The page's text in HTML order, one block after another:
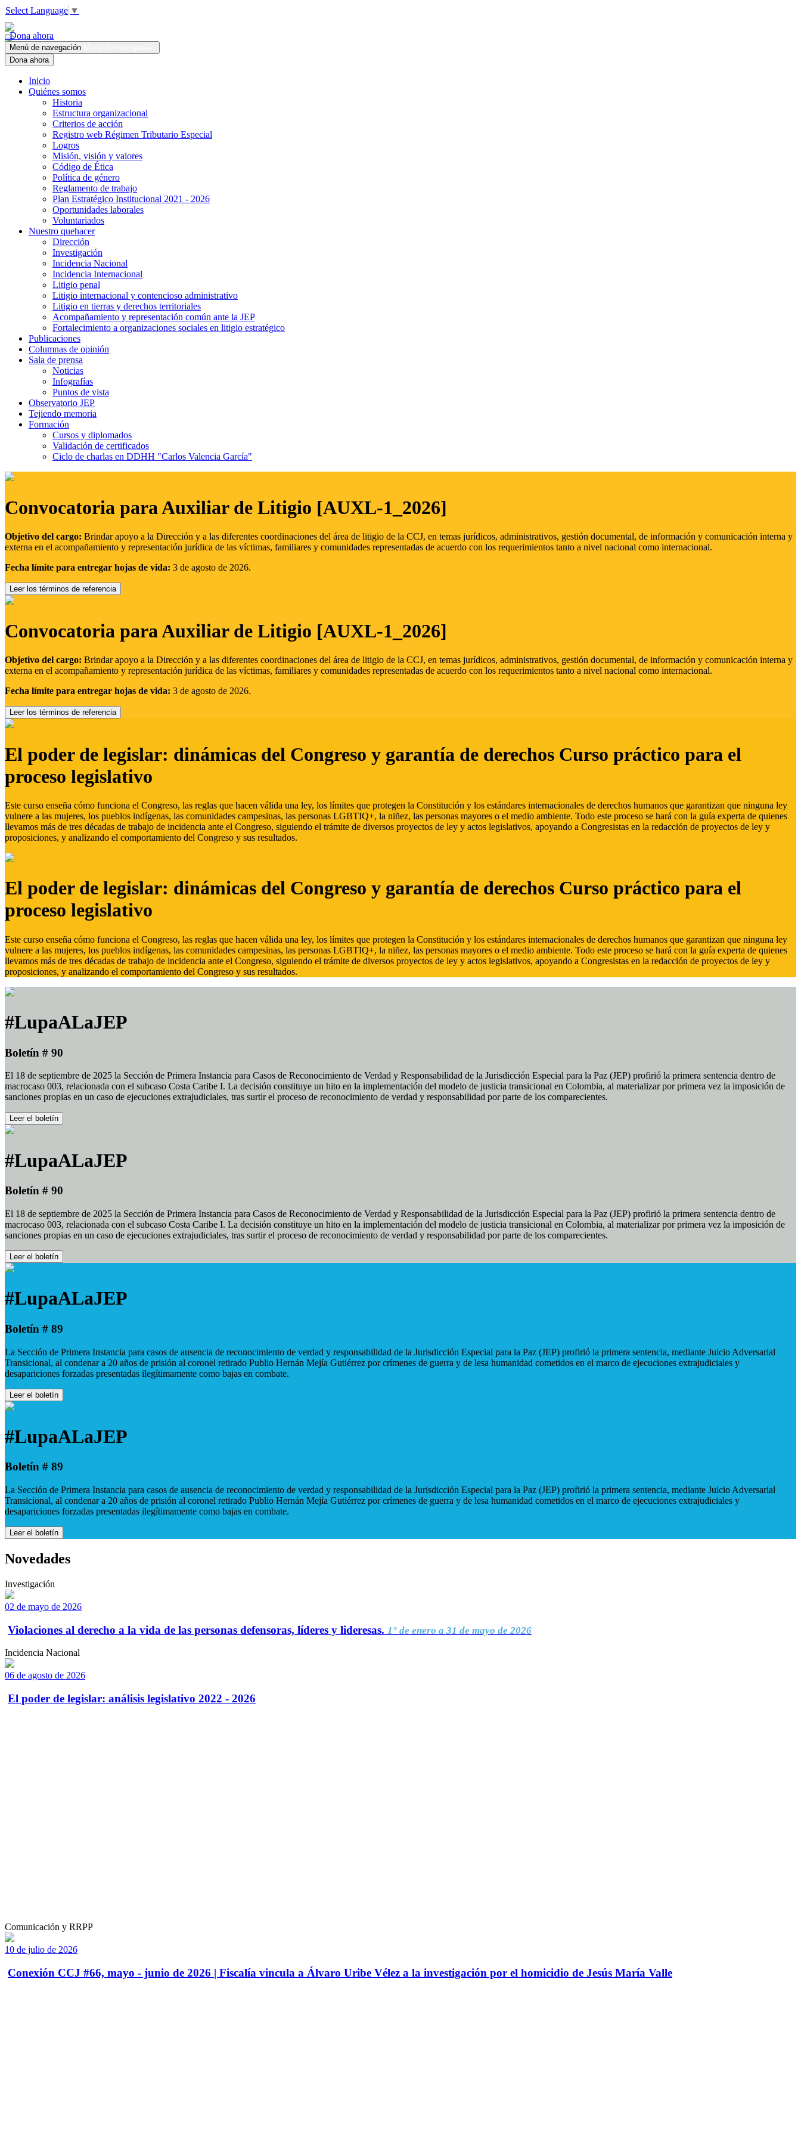
Select Language ▼
Dona ahora
Menú de navegación
Dona ahora
Inicio
Quiénes somos
Historia
Estructura organizacional
Criterios de acción
Registro web Régimen Tributario Especial
Logros
Misión, visión y valores
Código de Ética
Política de género
Reglamento de trabajo
Plan Estratégico Institucional 2021 - 2026
Oportunidades laborales
Voluntariados
Nuestro quehacer
Dirección
Investigación
Incidencia Nacional
Incidencia Internacional
Litigio penal
Litigio internacional y contencioso administrativo
Litigio en tierras y derechos territoriales
Acompañamiento y representación común ante la JEP
Fortalecimiento a organizaciones sociales en litigio estratégico
Publicaciones
Columnas de opinión
Sala de prensa
Noticias
Infografías
Puntos de vista
Observatorio JEP
Tejiendo memoria
Formación
Cursos y diplomados
Validación de certificados
Ciclo de charlas en DDHH "Carlos Valencia García"
Convocatoria para Auxiliar de Litigio [AUXL-1_2026]
Objetivo del cargo: Brindar apoyo a la Dirección y a las diferentes coordinaciones del área de litigio de la CCJ, en temas jurídicos, administrativos, gestión documental, de información y comunicación interna y
externa en el acompañamiento y representación jurídica de las víctimas, familiares y comunidades representadas de acuerdo con los requerimientos tanto a nivel nacional como internacional.
Fecha límite para entregar hojas de vida: 3 de agosto de 2026.
Leer los términos de referencia
Convocatoria para Auxiliar de Litigio [AUXL-1_2026]
Objetivo del cargo: Brindar apoyo a la Dirección y a las diferentes coordinaciones del área de litigio de la CCJ, en temas jurídicos, administrativos, gestión documental, de información y comunicación interna y
externa en el acompañamiento y representación jurídica de las víctimas, familiares y comunidades representadas de acuerdo con los requerimientos tanto a nivel nacional como internacional.
Fecha límite para entregar hojas de vida: 3 de agosto de 2026.
Leer los términos de referencia
El poder de legislar: dinámicas del Congreso y garantía de derechos Curso práctico para el
proceso legislativo
Este curso enseña cómo funciona el Congreso, las reglas que hacen válida una ley, los límites que protegen la Constitución y los estándares internacionales de derechos humanos que garantizan que ninguna ley
vulnere a las mujeres, los pueblos indígenas, las comunidades campesinas, las personas LGBTIQ+, la niñez, las personas mayores o el medio ambiente. Todo este proceso se hará con la guía experta de quienes
llevamos más de tres décadas de trabajo de incidencia ante el Congreso, siguiendo el trámite de diversos proyectos de ley y actos legislativos, apoyando a Congresistas en la redacción de proyectos de ley y
proposiciones, y analizando el comportamiento del Congreso y sus resultados.
El poder de legislar: dinámicas del Congreso y garantía de derechos Curso práctico para el
proceso legislativo
Este curso enseña cómo funciona el Congreso, las reglas que hacen válida una ley, los límites que protegen la Constitución y los estándares internacionales de derechos humanos que garantizan que ninguna ley
vulnere a las mujeres, los pueblos indígenas, las comunidades campesinas, las personas LGBTIQ+, la niñez, las personas mayores o el medio ambiente. Todo este proceso se hará con la guía experta de quienes
llevamos más de tres décadas de trabajo de incidencia ante el Congreso, siguiendo el trámite de diversos proyectos de ley y actos legislativos, apoyando a Congresistas en la redacción de proyectos de ley y
proposiciones, y analizando el comportamiento del Congreso y sus resultados.
#LupaALaJEP
Boletín # 90
El 18 de septiembre de 2025 la Sección de Primera Instancia para Casos de Reconocimiento de Verdad y Responsabilidad de la Jurisdicción Especial para la Paz (JEP) profirió la primera sentencia dentro de
macrocaso 003, relacionada con el subcaso Costa Caribe I. La decisión constituye un hito en la implementación del modelo de justicia transicional en Colombia, al materializar por primera vez la imposición de
sanciones propias en un caso de ejecuciones extrajudiciales, tras surtir el proceso de reconocimiento de verdad y responsabilidad por parte de los comparecientes.
Leer el boletín
#LupaALaJEP
Boletín # 90
El 18 de septiembre de 2025 la Sección de Primera Instancia para Casos de Reconocimiento de Verdad y Responsabilidad de la Jurisdicción Especial para la Paz (JEP) profirió la primera sentencia dentro de
macrocaso 003, relacionada con el subcaso Costa Caribe I. La decisión constituye un hito en la implementación del modelo de justicia transicional en Colombia, al materializar por primera vez la imposición de
sanciones propias en un caso de ejecuciones extrajudiciales, tras surtir el proceso de reconocimiento de verdad y responsabilidad por parte de los comparecientes.
Leer el boletín
#LupaALaJEP
Boletín # 89
La Sección de Primera Instancia para casos de ausencia de reconocimiento de verdad y responsabilidad de la Jurisdicción Especial para la Paz (JEP) profirió la primera sentencia, mediante Juicio Adversarial
Transicional, al condenar a 20 años de prisión al coronel retirado Publio Hernán Mejía Gutiérrez por crímenes de guerra y de lesa humanidad cometidos en el marco de ejecuciones extrajudiciales y
desapariciones forzadas presentadas ilegítimamente como bajas en combate.
Leer el boletín
#LupaALaJEP
Boletín # 89
La Sección de Primera Instancia para casos de ausencia de reconocimiento de verdad y responsabilidad de la Jurisdicción Especial para la Paz (JEP) profirió la primera sentencia, mediante Juicio Adversarial
Transicional, al condenar a 20 años de prisión al coronel retirado Publio Hernán Mejía Gutiérrez por crímenes de guerra y de lesa humanidad cometidos en el marco de ejecuciones extrajudiciales y
desapariciones forzadas presentadas ilegítimamente como bajas en combate.
Leer el boletín
Novedades
Investigación
02 de mayo de 2026
Violaciones al derecho a la vida de las personas defensoras, líderes y lideresas. 1° de enero a 31 de mayo de 2026
Incidencia Nacional
06 de agosto de 2026
El poder de legislar: análisis legislativo 2022 - 2026
Comunicación y RRPP
10 de julio de 2026
Conexión CCJ #66, mayo - junio de 2026 | Fiscalía vincula a Álvaro Uribe Vélez a la investigación por el homicidio de Jesús María Valle